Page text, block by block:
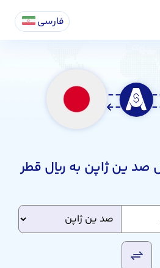
فارسی
صد ین ژاپن به ریال قطر